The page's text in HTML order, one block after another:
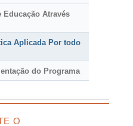
Educação Através
Aplicada Por todo
do Programa
O